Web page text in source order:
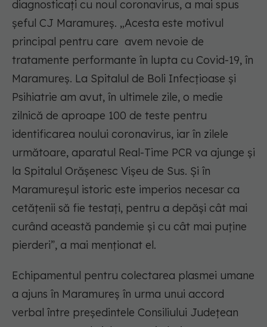
diagnosticați cu noul coronavirus, a mai spus
șeful CJ Maramureș. „Acesta este motivul
principal pentru care avem nevoie de
tratamente performante în lupta cu Covid-19, în
Maramureș. La Spitalul de Boli Infecțioase și
Psihiatrie am avut, în ultimele zile, o medie
zilnică de aproape 100 de teste pentru
identificarea noului coronavirus, iar în zilele
următoare, aparatul Real-Time PCR va ajunge și
la Spitalul Orășenesc Vișeu de Sus. Și în
Maramureșul istoric este imperios necesar ca
cetățenii să fie testați, pentru a depăși cât mai
curând această pandemie și cu cât mai puține
pierderi”, a mai menționat el.
Echipamentul pentru colectarea plasmei umane
a ajuns în Maramureș în urma unui accord
verbal între președintele Consiliului Județean